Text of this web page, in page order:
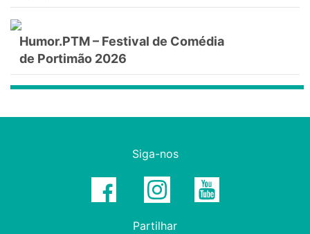
Humor.PTM – Festival de Comédia
de Portimão 2026
Siga-nos
Partilhar